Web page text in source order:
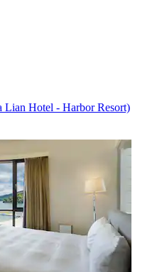
Hotel - Harbor Resort)